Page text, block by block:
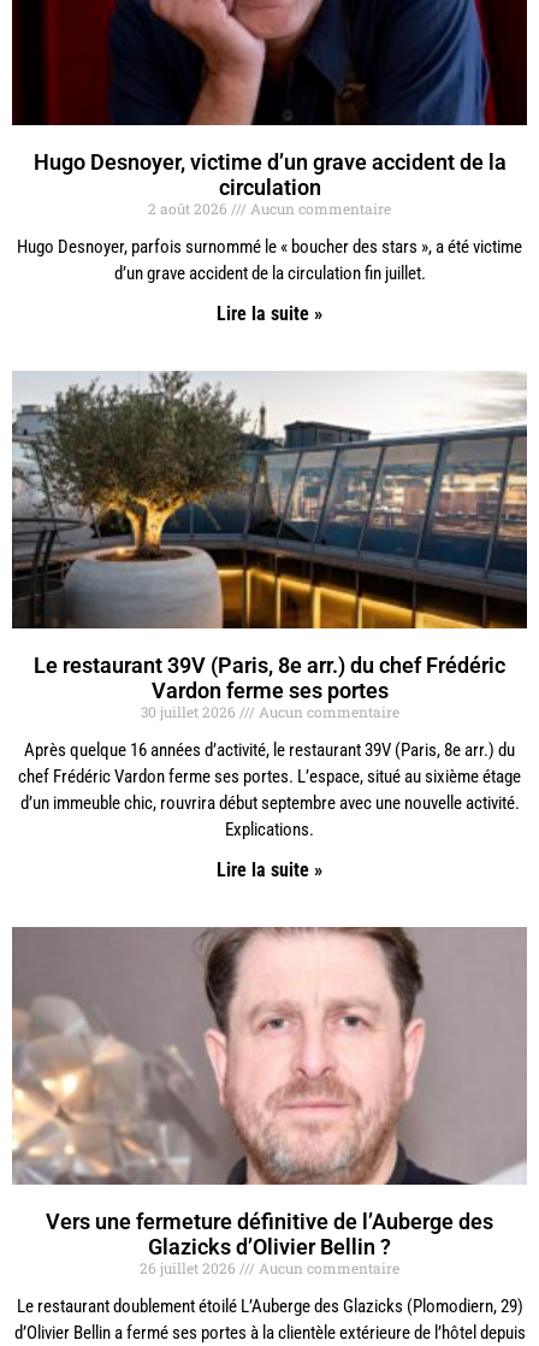
Hugo Desnoyer, victime d’un grave accident de la
circulation
2 août 2026 Aucun commentaire
Hugo Desnoyer, parfois surnommé le « boucher des stars », a été victime
d’un grave accident de la circulation fin juillet.
Lire la suite »
Le restaurant 39V (Paris, 8e arr.) du chef Frédéric
Vardon ferme ses portes
30 juillet 2026 Aucun commentaire
Après quelque 16 années d’activité, le restaurant 39V (Paris, 8e arr.) du
chef Frédéric Vardon ferme ses portes. L’espace, situé au sixième étage
d’un immeuble chic, rouvrira début septembre avec une nouvelle activité.
Explications.
Lire la suite »
Vers une fermeture définitive de l’Auberge des
Glazicks d’Olivier Bellin ?
26 juillet 2026 Aucun commentaire
Le restaurant doublement étoilé L’Auberge des Glazicks (Plomodiern, 29)
d’Olivier Bellin a fermé ses portes à la clientèle extérieure de l’hôtel depuis